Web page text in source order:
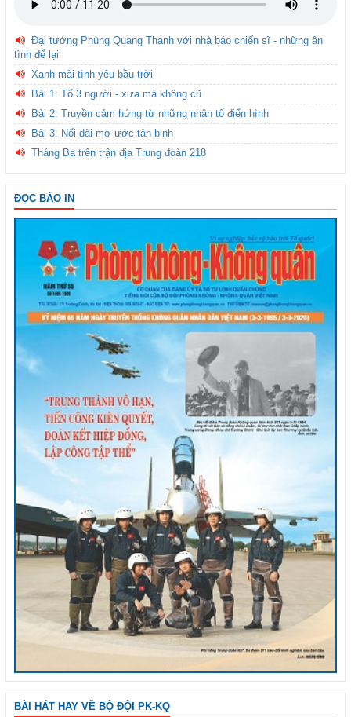
Đại tướng Phùng Quang Thanh với nhà báo chiến sĩ - những ân
tình để lại
Xanh mãi tình yêu bầu trời
Bài 1: Tổ 3 người - xưa mà không cũ
Bài 2: Truyền cảm hứng từ những nhân tố điển hình
Bài 3: Nối dài mơ ước tân binh
Tháng Ba trên trận địa Trung đoàn 218
ĐỌC BÁO IN
BÀI HÁT HAY VỀ BỘ ĐỘI PK-KQ